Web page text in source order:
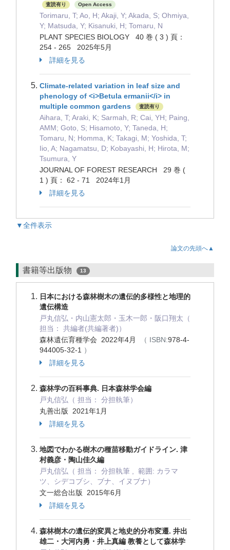
査読有り Open Access
Torimaru, T; Ao, H; Akaji, Y; Akada, S; Ohmiya,
Y; Matsuda, Y; Kisanuki, H; Tomaru, N
PLANT SPECIES BIOLOGY 40 巻 ( 3 ) 頁：
254 - 265 2025年5月
詳細を見る
Climate-related variation in leaf size and
phenology of <i>Betula ermanii</i> in
multiple common gardens
査読有り
Aihara, T; Araki, K; Sarmah, R; Cai, YH; Paing,
AMM; Goto, S; Hisamoto, Y; Taneda, H;
Tomaru, N; Homma, K; Takagi, M; Yoshida, T;
Iio, A; Nagamatsu, D; Kobayashi, H; Hirota, M;
Tsumura, Y
JOURNAL OF FOREST RESEARCH 29 巻 (
1 ) 頁： 62 - 71 2024年1月
詳細を見る
▼全件表示
論文の先頭へ▲
書籍等出版物 13
日本における森林樹木の遺伝的多様性と地理的
遺伝構造
戸丸信弘・内山憲太郎・玉木一郎・阪口翔太（
担当： 共編者(共編著者)）
森林遺伝育種学会 2022年4月
（ ISBN:978-4-
944005-32-1 ）
詳細を見る
森林学の百科事典. 日本森林学会編
戸丸信弘（ 担当： 分担執筆）
丸善出版 2021年1月
詳細を見る
地図でわかる樹木の種苗移動ガイドライン. 津
村義彦・陶山佳久編
戸丸信弘（ 担当： 分担執筆 , 範囲: カラマ
ツ、シデコブシ、ブナ、イヌブナ）
文一総合出版 2015年6月
詳細を見る
森林樹木の遺伝的変異と地史的分布変遷. 井出
雄二・大河内勇・井上真編 教養として森林学